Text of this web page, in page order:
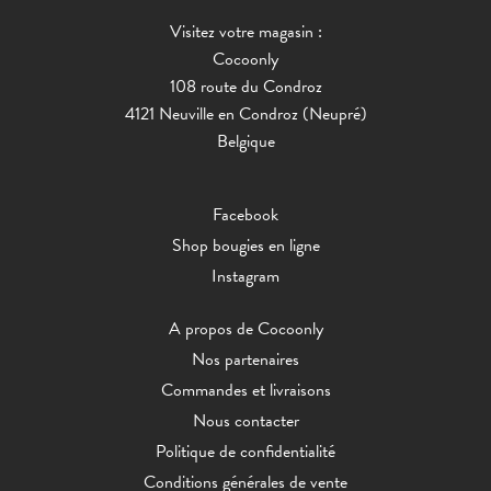
Visitez votre magasin :
Cocoonly
108 route du Condroz
4121 Neuville en Condroz (Neupré)
Belgique
Facebook
Shop bougies en ligne
Instagram
A propos de Cocoonly
Nos partenaires
Commandes et livraisons
Nous contacter
Politique de confidentialité
Conditions générales de vente